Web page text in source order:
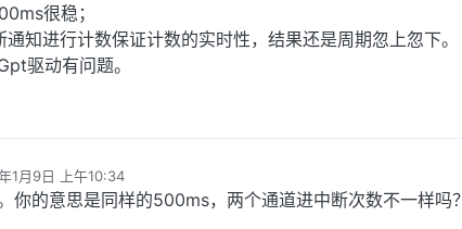
很稳；
知进行计数保证计数的实时性，结果还是周期忽上忽下。
驱动有问题。
1月9日 上午10:34
你的意思是同样的500ms，两个通道进中断次数不一样吗？